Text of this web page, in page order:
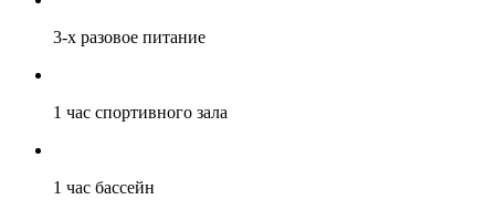
3-х разовое питание
1 час спортивного зала
1 час бассейн